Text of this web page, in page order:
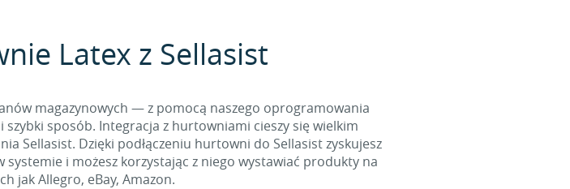
Latex z Sellasist
magazynowych — z pomocą naszego oprogramowania
sposób. Integracja z hurtowniami cieszy się wielkim
Sellasist. Dzięki podłączeniu hurtowni do Sellasist zyskujesz
i możesz korzystając z niego wystawiać produkty na
jak Allegro, eBay, Amazon.